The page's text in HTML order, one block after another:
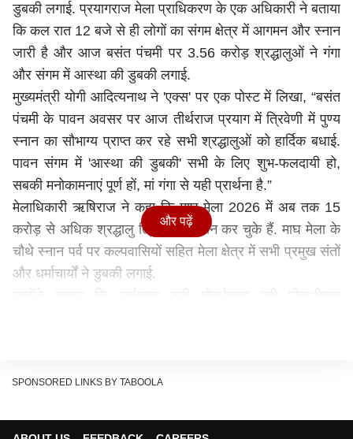
डुबकी लगाई. प्रयागराज मेला प्राधिकरण के एक अधिकारी ने बताया
कि कल रात 12 बजे से ही लोगों का संगम क्षेत्र में आगमन और स्नान
जारी है और आज बसंत पंचमी पर 3.56 करोड़ श्रद्धालुओं ने गंगा
और संगम में आस्था की डुबकी लगाई.
मुख्यमंत्रीयोगी आदित्यनाथने 'एक्स' पर एक पोस्ट में लिखा, “बसंत
पंचमी के पावन अवसर पर आज तीर्थराज प्रयाग में त्रिवेणी में पुण्य
स्नान का सौभाग्य प्राप्त कर रहे सभी श्रद्धालुओं को हार्दिक बधाई.
पावन संगम में 'आस्था की डुबकी' सभी के लिए शुभ-फलदायी हो,
सबकी मनोकामनाएं पूर्ण हों, मां गंगा से यही प्रार्थना है.”
मेलाधिकारी ऋषिराज ने कहा कि माघ मेला 2026 में अब तक 15
करोड़ से अधिक श्रद्धालु त्रिवेणी में स्नान कर चुके हैं. माघ मेला के
चौथे स्नान पर्व पर कल्पवासियों सहित मेला क्षेत्र में सभी प्रमुख संतों
और धर्माचार्यों ने डुबकी लगाई.
अदृश्य सरस्वती की पावन धारा में स्नान किया.
और पढ़ें
SPONSORED LINKS BY TABOOLA